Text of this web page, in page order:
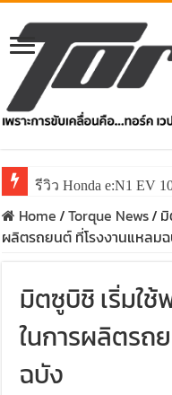
รีวิว Honda e:N1 EV
Home/Torque News/
ผลิตรถยนต์ ที่โรงงานแหลม
มิตซูบิชิ เริ่มใ
ในการผลิตรถ
ฉบัง